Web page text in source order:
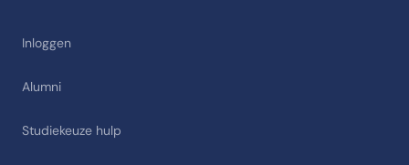
Inloggen
Alumni
Studiekeuze hulp